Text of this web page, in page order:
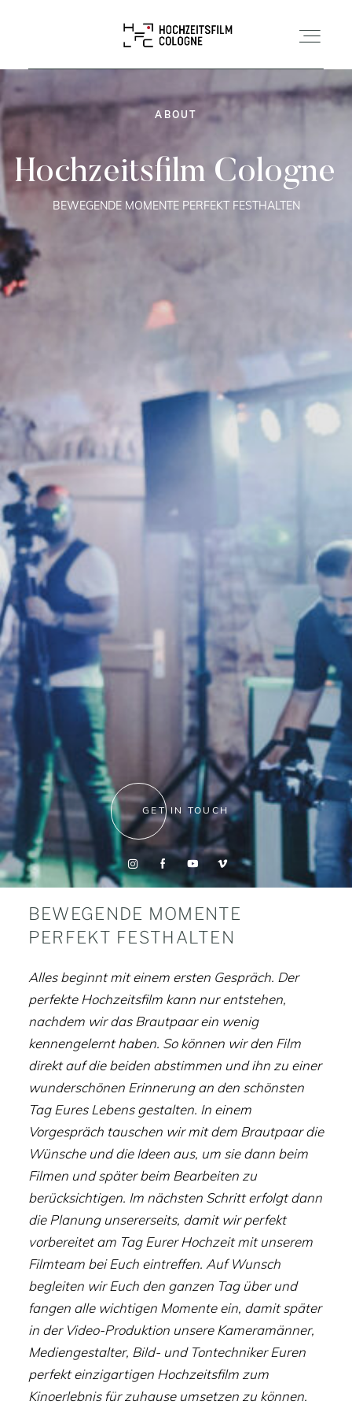
Home
About
Leistungen
Portfolio
Testimonials
Blog
ABOUT
Hochzeitsfilm Cologne
BEWEGENDE MOMENTE PERFEKT FESTHALTEN
GET IN TOUCH
BEWEGENDE MOMENTE
PERFEKT FESTHALTEN
Alles beginnt mit einem ersten Gespräch. Der
perfekte Hochzeitsfilm kann nur entstehen,
nachdem wir das Brautpaar ein wenig
kennengelernt haben. So können wir den Film
direkt auf die beiden abstimmen und ihn zu einer
wunderschönen Erinnerung an den schönsten
Tag Eures Lebens gestalten. In einem
Vorgespräch tauschen wir mit dem Brautpaar die
Wünsche und die Ideen aus, um sie dann beim
Filmen und später beim Bearbeiten zu
berücksichtigen. Im nächsten Schritt erfolgt dann
die Planung unsererseits, damit wir perfekt
vorbereitet am Tag Eurer Hochzeit mit unserem
Filmteam bei Euch eintreffen. Auf Wunsch
begleiten wir Euch den ganzen Tag über und
fangen alle wichtigen Momente ein, damit später
in der Video-Produktion unsere Kameramänner,
Mediengestalter, Bild- und Tontechniker Euren
perfekt einzigartigen Hochzeitsfilm zum
Kinoerlebnis für zuhause umsetzen zu können.